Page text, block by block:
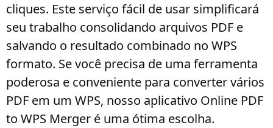
cliques. Este serviço fácil de usar simplificará
seu trabalho consolidando arquivos PDF e
salvando o resultado combinado no WPS
formato. Se você precisa de uma ferramenta
poderosa e conveniente para converter vários
PDF em um WPS, nosso aplicativo Online PDF
to WPS Merger é uma ótima escolha.